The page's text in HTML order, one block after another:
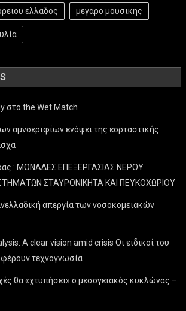
ελλαδος μεγαρο μουσικης
στο the Wet Match
αμνοεριφίων ενόψει της εορταστικής
: ΜΟΝΑΔΕΣ ΕΠΕΞΕΡΓΑΣΙΑΣ ΝΕΡΟΥ
ΣΤΑΥΡΟΝΙΚΗΤΑ ΚΑΙ ΠΕΥΚΟΧΩΡΙΟΥ
απεργία των νοσοκομειακών
A clear vision amid crisis Οι ειδικοί του
τεχνογνωσία
θα «χτυπήσει» ο μεσογειακός κυκλώνας –